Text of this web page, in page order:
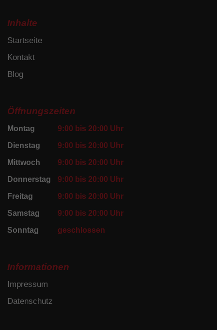
Inhalte
Startseite
Kontakt
Blog
Öffnungszeiten
Montag 9:00 bis 20:00 Uhr
Dienstag 9:00 bis 20:00 Uhr
Mittwoch 9:00 bis 20:00 Uhr
Donnerstag 9:00 bis 20:00 Uhr
Freitag 9:00 bis 20:00 Uhr
Samstag 9:00 bis 20:00 Uhr
Sonntag geschlossen
Informationen
Impressum
Datenschutz